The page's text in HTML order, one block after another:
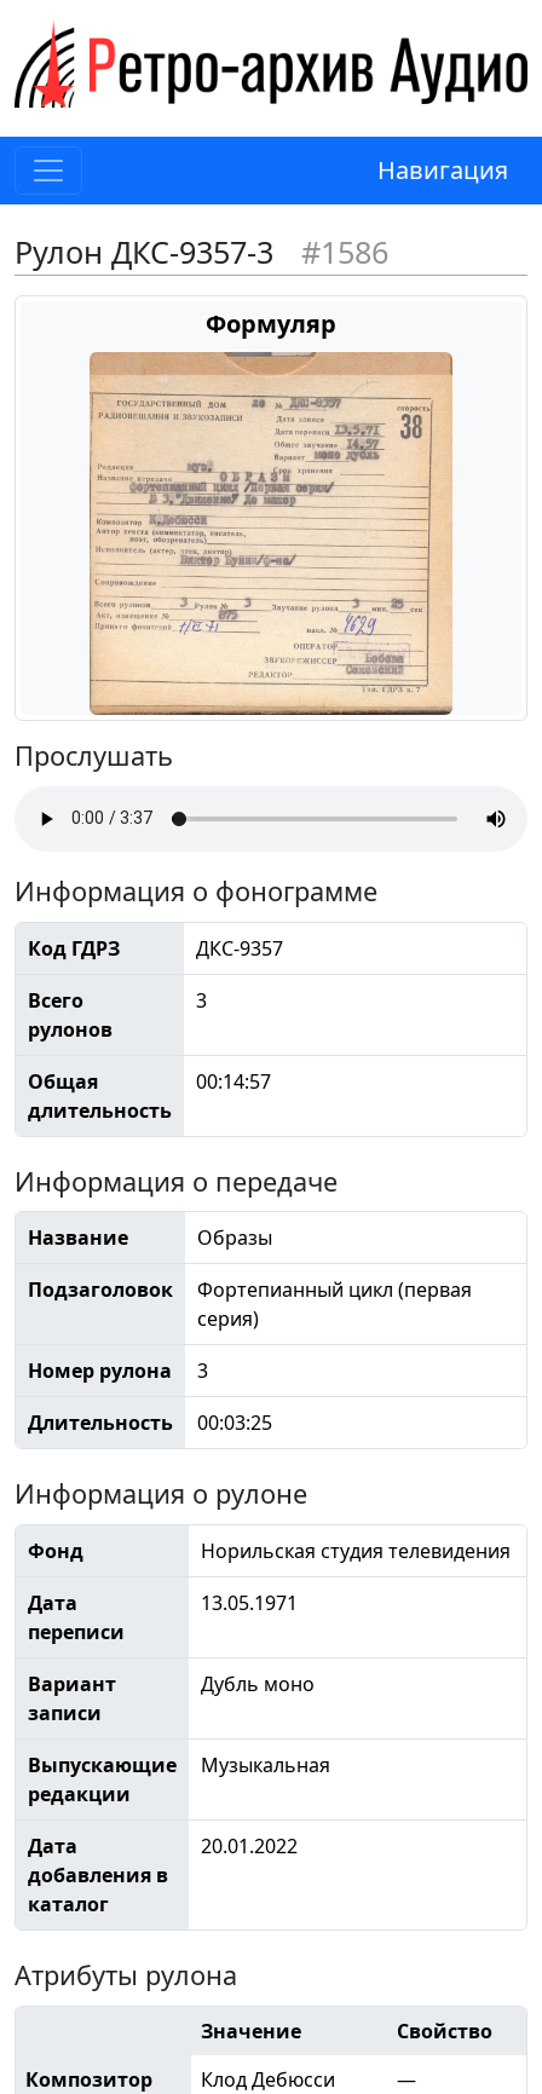
Навигация
Рулон ДКС-9357-3 #1586
Формуляр
Прослушать
Информация о фонограмме
Код ГДРЗ
ДКС-9357
Всего
рулонов
3
Общая
длительность
00:14:57
Информация о передаче
Название
Образы
Подзаголовок
Фортепианный цикл (первая
серия)
Номер рулона
3
Длительность
00:03:25
Информация о рулоне
Фонд
Норильская студия телевидения
Дата
переписи
13.05.1971
Вариант
записи
Дубль моно
Выпускающие
редакции
Музыкальная
Дата
добавления в
каталог
20.01.2022
Атрибуты рулона
Значение
Свойство
Композитор
Клод Дебюсси
—